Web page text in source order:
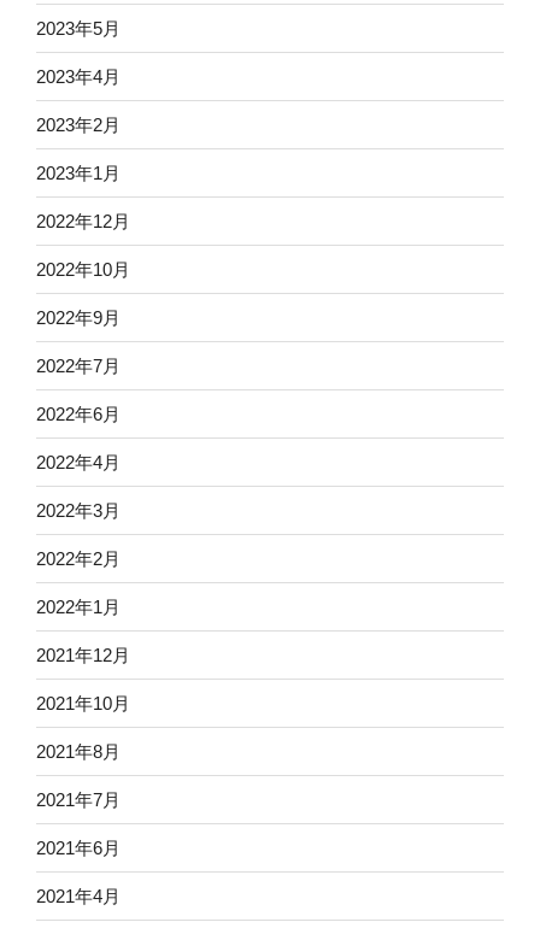
2023年5月
2023年4月
2023年2月
2023年1月
2022年12月
2022年10月
2022年9月
2022年7月
2022年6月
2022年4月
2022年3月
2022年2月
2022年1月
2021年12月
2021年10月
2021年8月
2021年7月
2021年6月
2021年4月